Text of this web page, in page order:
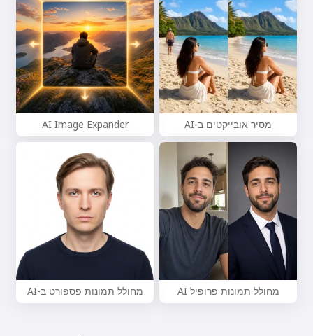
מסיר אובייקטים ב-AI AI Image Expander
מחולל תמונות פרופיל AI מחולל תמונות פספורט ב-AI